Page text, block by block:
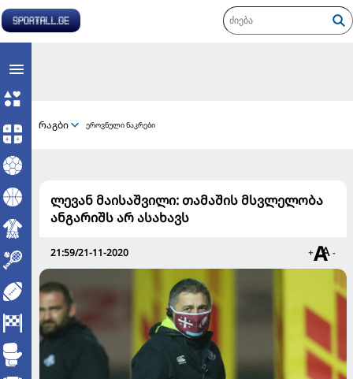
რაგბი ეროვნული ნაკრები
ლევან მაისაშვილი: თამაშის მსვლელობა
ანგარიშს არ ასახავს
21:59/21-11-2020 + -